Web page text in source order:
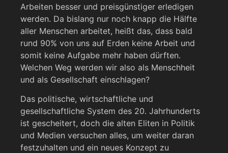
Arbeiten besser und preisgünstiger erledigen
werden. Da bislang nur noch knapp die Hälfte
aller Menschen arbeitet, heißt das, dass bald
rund 90% von uns auf Erden keine Arbeit und
somit keine Aufgabe mehr haben dürften.
Welchen Weg werden wir also als Menschheit
und als Gesellschaft einschlagen?
Das politische, wirtschaftliche und
gesellschaftliche System des 20. Jahrhunderts
ist gescheitert, doch die alten Eliten in Politik
und Medien versuchen alles, um weiter daran
festzuhalten und ein neues Konzept zu